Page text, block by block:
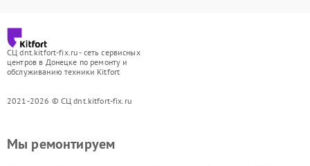
СЦ dnt.kitfort-fix.ru - сеть сервисных
центров в Донецке по ремонту и
обслуживанию техники Kitfort
2021-2026 © СЦ dnt.kitfort-fix.ru
Мы ремонтируем